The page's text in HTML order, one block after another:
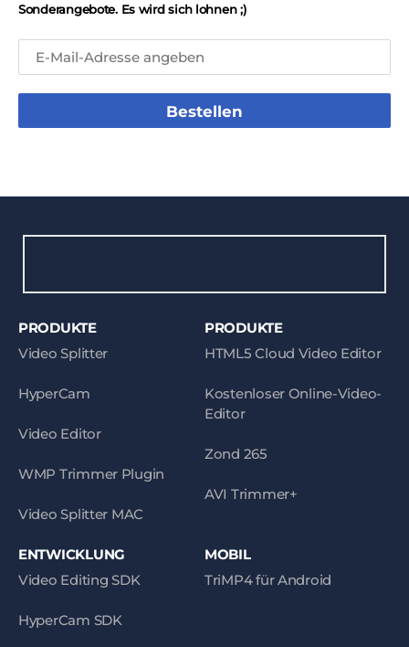
Sonderangebote. Es wird sich lohnen ;)
Bestellen
PRODUKTE
Video Splitter
HyperCam
Video Editor
WMP Trimmer Plugin
Video Splitter MAC
PRODUKTE
HTML5 Cloud Video Editor
Kostenloser Online-Video-
Editor
Zond 265
AVI Trimmer+
ENTWICKLUNG
Video Editing SDK
HyperCam SDK
MOBIL
TriMP4 für Android